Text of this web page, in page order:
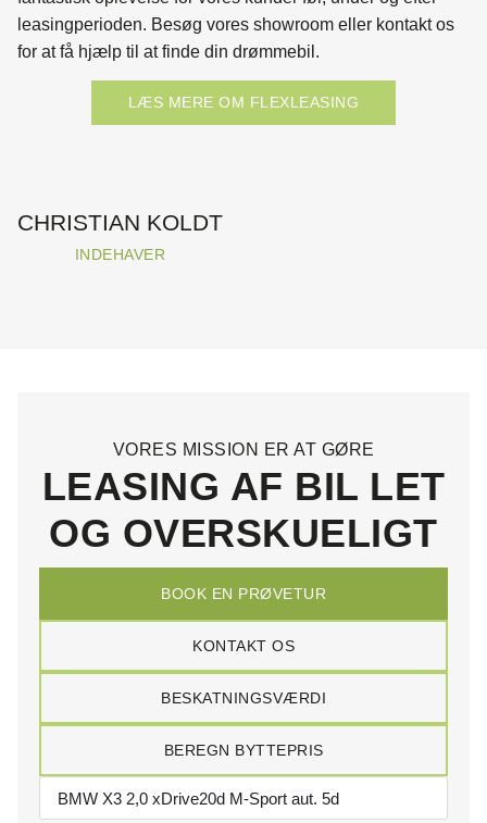
leasingperioden. Besøg vores showroom eller kontakt os
for at få hjælp til at finde din drømmebil.
LÆS MERE OM FLEXLEASING
CHRISTIAN KOLDT
INDEHAVER
VORES MISSION ER AT GØRE
LEASING AF BIL LET
OG OVERSKUELIGT
BOOK EN PRØVETUR
KONTAKT OS
BESKATNINGSVÆRDI
BEREGN BYTTEPRIS